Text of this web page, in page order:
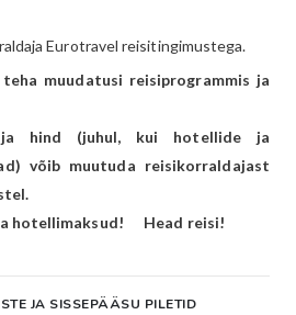
Eurotravel reisitingimustega.
muudatusi reisiprogrammis ja
ja hind (juhul, kui hotellide ja
võib muutuda reisikorraldajast
hotellimaksud! Head reisi!
JA SISSEPÄÄSU PILETID